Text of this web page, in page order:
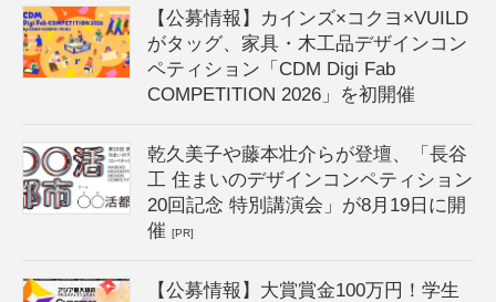
【公募情報】カインズ×コクヨ×VUILD
がタッグ、家具・木工品デザインコン
ペティション「CDM Digi Fab
COMPETITION 2026」を初開催
乾久美子や藤本壮介らが登壇、「長谷
工 住まいのデザインコンペティション
20回記念 特別講演会」が8月19日に開
催[PR]
【公募情報】大賞賞金100万円！学生